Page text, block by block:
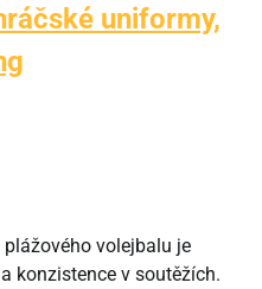
uniformy,
volejbalu je
konzistence v soutěžích.